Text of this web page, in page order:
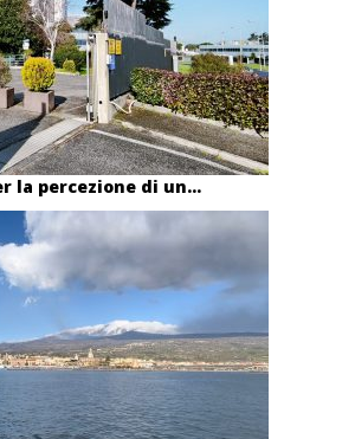
la percezione di un...